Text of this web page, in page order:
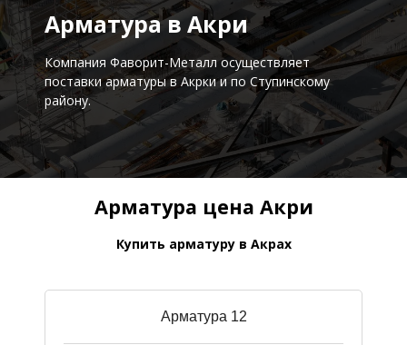
Арматура в Акри
Компания Фаворит-Металл осуществляет
поставкиарматуры в Акрки и по Ступинскому
району.
Арматура цена Акри
Купить арматуру в Акрах
Арматура 12